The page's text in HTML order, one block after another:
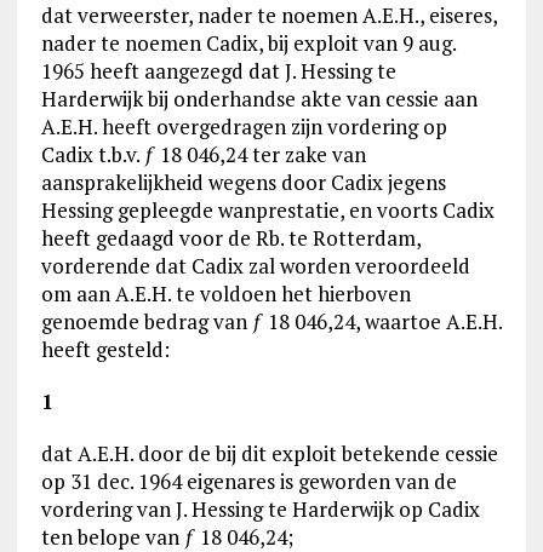
dat verweerster, nader te noemen A.E.H., eiseres,
nader te noemen Cadix, bij exploit van 9 aug.
1965 heeft aangezegd dat J. Hessing te
Harderwijk bij onderhandse akte van cessie aan
A.E.H. heeft overgedragen zijn vordering op
Cadix t.b.v. ƒ 18 046,24 ter zake van
aansprakelijkheid wegens door Cadix jegens
Hessing gepleegde wanprestatie, en voorts Cadix
heeft gedaagd voor de Rb. te Rotterdam,
vorderende dat Cadix zal worden veroordeeld
om aan A.E.H. te voldoen het hierboven
genoemde bedrag van ƒ 18 046,24, waartoe A.E.H.
heeft gesteld:
1
dat A.E.H. door de bij dit exploit betekende cessie
op 31 dec. 1964 eigenares is geworden van de
vordering van J. Hessing te Harderwijk op Cadix
ten belope van ƒ 18 046,24;